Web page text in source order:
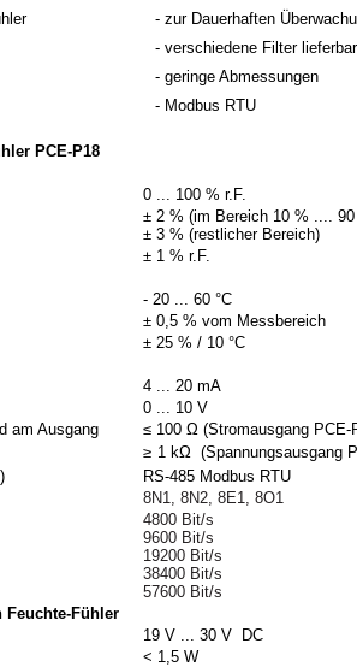
- zur Dauerhaften
- verschiedene Filter lieferbar
- geringe Abmessungen
- Modbus RTU
PCE-P18
0 ... 100 % r.F.
± 2 % (im Bereich 10 % .... 90
± 3 % (restlicher Bereich)
± 1 % r.F.
- 20 ... 60 °C
± 0,5 % vom Messbereich
± 25 % / 10 °C
4 ... 20 mA
0 ... 10 V
am Ausgang
≤ 100 Ω (Stromausgang PCE-
≥ 1 kΩ (Spannungsausgang
RS-485 Modbus RTU
8N1, 8N2, 8E1, 8O1
4800 Bit/s
9600 Bit/s
19200 Bit/s
38400 Bit/s
57600 Bit/s
Feuchte-Fühler
19 V ... 30 V DC
< 1,5 W